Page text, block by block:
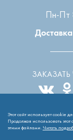
Пн-Пт
ЗАКАЗАТЬ
Все права
Этот сайт использует cookie
Продолжая использовать этот
этими файлами.
Читать